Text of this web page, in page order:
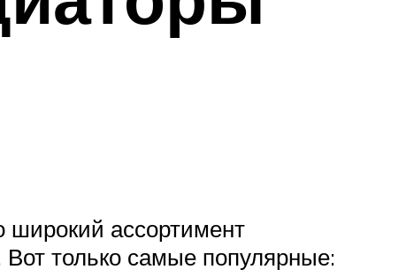
широкий ассортимент
только самые популярные: